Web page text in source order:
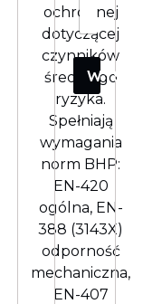
ochronnej
dotyczącej
czynników
średniego
ryzyka.
Spełniają
wymagania
norm BHP:
EN-420
ogólna, EN-
388 (3143X)
odporność
mechaniczna,
EN-407